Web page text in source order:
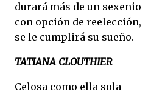
durará más de un sexenio
con opción de reelección,
se le cumplirá su sueño.
TATIANA CLOUTHIER
Celosa como ella sola